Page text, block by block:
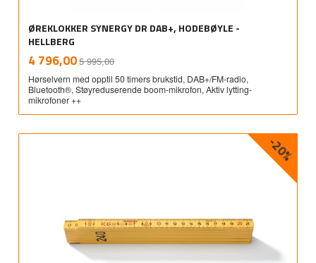
ØREKLOKKER SYNERGY DR DAB+, HODEBØYLE -
HELLBERG
Tilbud
4 796,005 995,00mva.
Hørselvern med opptil 50 timers brukstid, DAB+/FM-radio,
Bluetooth®, Støyreduserende boom-mikrofon, Aktiv lytting-
mikrofoner ++
-20%